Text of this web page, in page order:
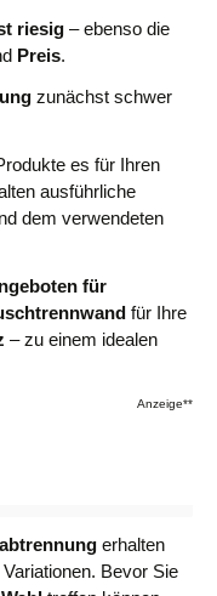
riesig – ebenso die
Preis.
zunächst schwer
es für Ihren
ausführliche
dem verwendeten
für
für Ihre
– zu einem idealen
Anzeige**
erhalten
Bevor Sie